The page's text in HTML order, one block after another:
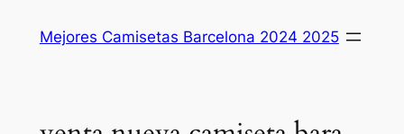
Mejores Camisetas Barcelona 2024 2025